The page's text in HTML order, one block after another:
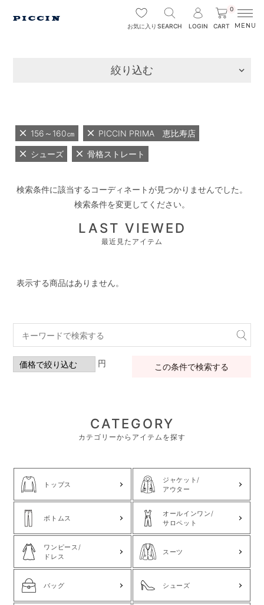
お気に入り SEARCH LOGIN
0
CART
絞り込む
156～160㎝ PICCIN PRIMA 恵比寿店
シューズ 骨格ストレート
検索条件に該当するコーディネートが見つかりませんでした。
検索条件を変更してください。
LAST VIEWED
最近見たアイテム
表示する商品はありません。
円 この条件で検索する
CATEGORY
カテゴリーからアイテムを探す
トップス
ジャケット/
アウター
ボトムス
オールインワン/
サロペット
ワンピース/
ドレス
スーツ
バッグ シューズ